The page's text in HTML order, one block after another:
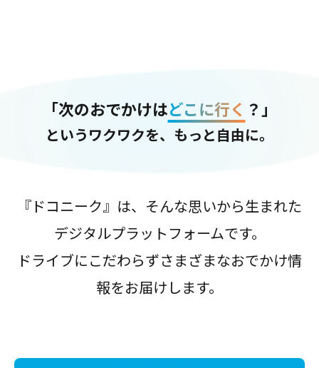
「次のおでかけはどこに行く ？」
というワクワクを、もっと自由に。
『ドコニーク』は、そんな思いから生まれた
デジタルプラットフォームです。
ドライブにこだわらずさまざまなおでかけ情
報をお届けします。